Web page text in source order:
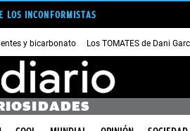
LOS INCONFORMISTAS
y bicarbonato Los TOMATES de Dani